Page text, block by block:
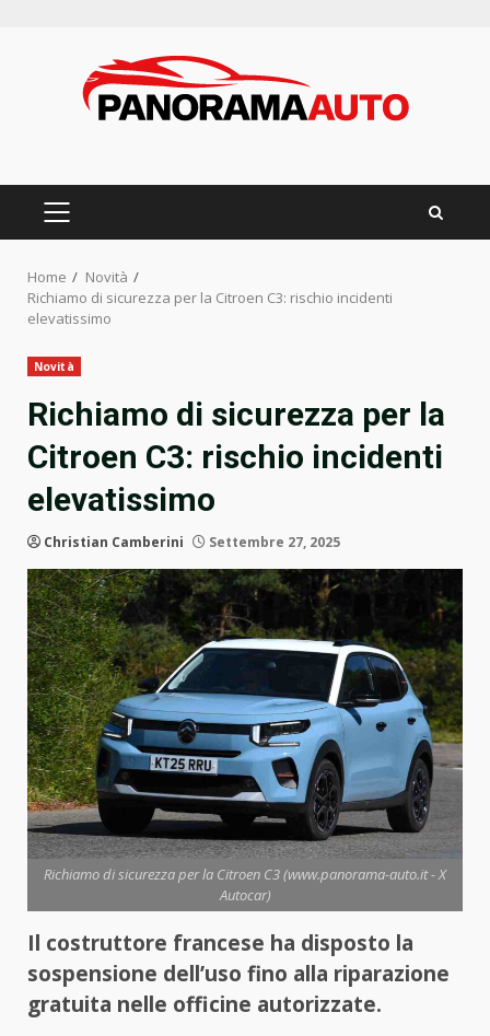
PRIMARY
Home
Novità
Richiamo di sicurezza per la Citroen C3: rischio incidenti
elevatissimo
Novità
Richiamo di sicurezza per la
Citroen C3: rischio incidenti
elevatissimo
Christian Camberini Settembre 27, 2025
Richiamo di sicurezza per la Citroen C3 (www.panorama-auto.it - X
Autocar)
Il costruttore francese ha disposto la
sospensione dell’uso fino alla riparazione
gratuita nelle officine autorizzate.